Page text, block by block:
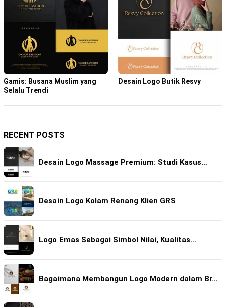
Gamis: Busana Muslim yang
Selalu Trendi
Desain Logo Butik Resvy
RECENT POSTS
Desain Logo Massage Premium: Studi Kasus…
Desain Logo Kolam Renang Klien GRS
Logo Emas Sebagai Simbol Nilai, Kualitas…
Bagaimana Membangun Logo Modern dalam Br…